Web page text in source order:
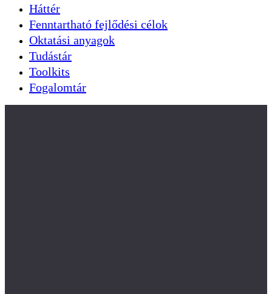
Háttér
Fenntartható fejlődési célok
Oktatási anyagok
Tudástár
Toolkits
Fogalomtár